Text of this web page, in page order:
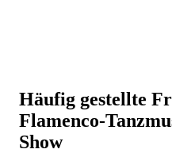
Häufig gestellte
Flamenco-
Show